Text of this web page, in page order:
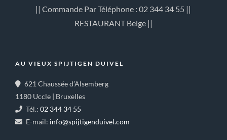
|| Commande Par Téléphone : 02 344 34 55 ||
RESTAURANT Belge ||
AU VIEUX SPIJTIGEN DUIVEL
621 Chaussée d’Alsemberg
1180 Uccle | Bruxelles
Tél.: 02 344 34 55
E-mail: info@spijtigenduivel.com